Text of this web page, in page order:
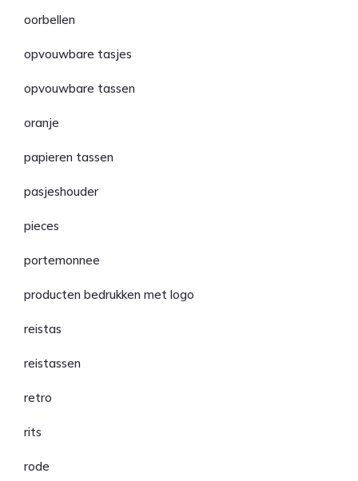
oorbellen
opvouwbare tasjes
opvouwbare tassen
oranje
papieren tassen
pasjeshouder
pieces
portemonnee
producten bedrukken met logo
reistas
reistassen
retro
rits
rode